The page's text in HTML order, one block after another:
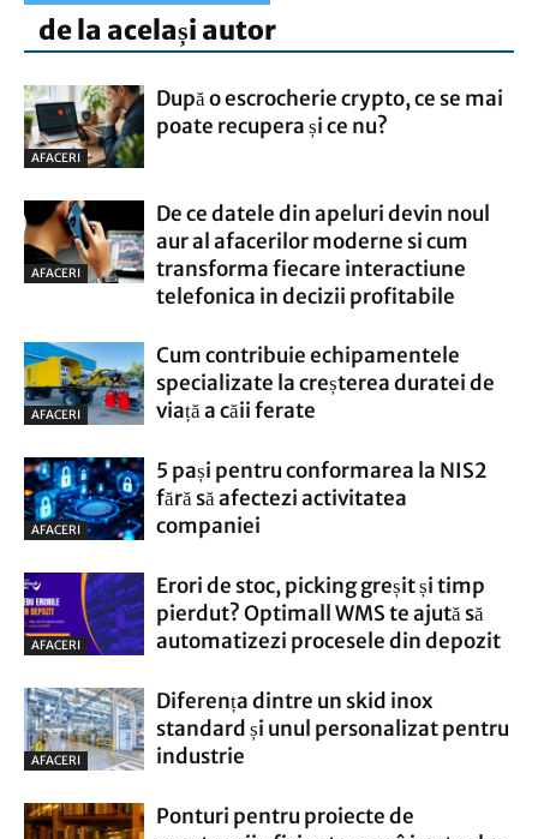
de la același autor
AFACERI
După o escrocherie crypto, ce se mai
poate recupera și ce nu?
AFACERI
De ce datele din apeluri devin noul
aur al afacerilor moderne si cum
transforma fiecare interactiune
telefonica in decizii profitabile
AFACERI
Cum contribuie echipamentele
specializate la creșterea duratei de
viață a căii ferate
AFACERI
5 pași pentru conformarea la NIS2
fără să afectezi activitatea
companiei
AFACERI
Erori de stoc, picking greșit și timp
pierdut? Optimall WMS te ajută să
automatizezi procesele din depozit
AFACERI
Diferența dintre un skid inox
standard și unul personalizat pentru
industrie
Ponturi pentru proiecte de